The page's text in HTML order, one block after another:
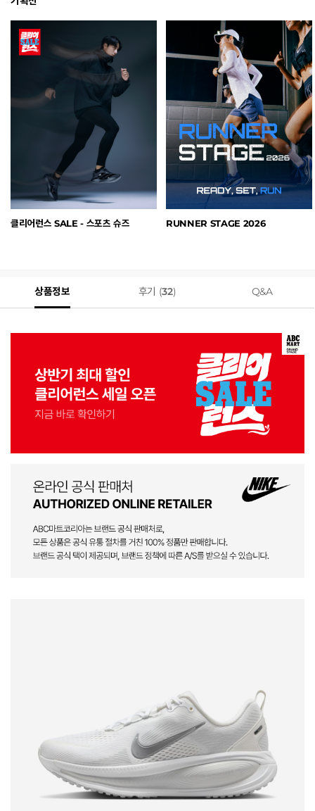
클리어런스 SALE - 스포츠 슈즈 RUNNER STAGE 2026
상품정보 후기 (32) Q&A